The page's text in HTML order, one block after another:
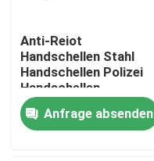
Anti-Reiot
Handschellen Stahl
Handschellen Polizei
Handschellen
Anfrage absenden